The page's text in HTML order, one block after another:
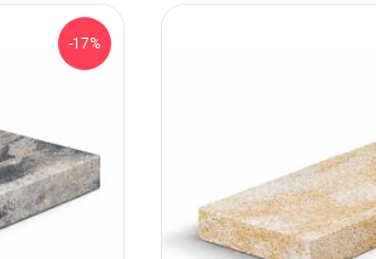
-17%